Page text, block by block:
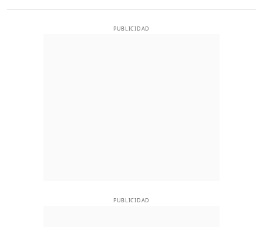
PUBLICIDAD
PUBLICIDAD